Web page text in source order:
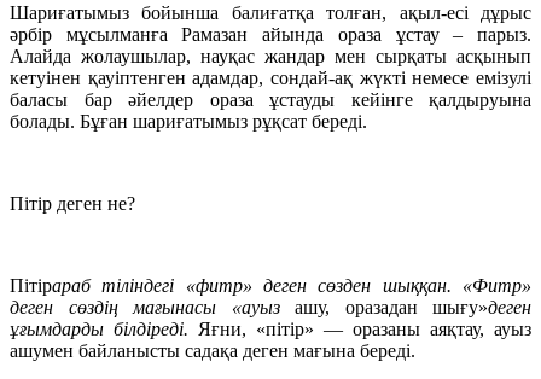
Шариғатымыз бойынша балиғатқа толған, ақыл-есі дұрыс
әрбір мұсылманға Рамазан айында ораза ұстау – парыз.
Алайда жолаушылар, науқас жандар мен сырқаты асқынып
кетуінен қауіптенген адамдар, сондай-ақ жүкті немесе емізулі
баласы бар әйелдер ораза ұстауды кейінге қалдыруына
болады. Бұған шариғатымыз рұқсат береді.
Пітір деген не?
Пітірараб тіліндегі «фитр» деген сөзден шыққан. «Фитр»
деген сөздің мағынасы «ауызашу, оразадан шығу»деген
ұғымдарды білдіреді. Яғни, «пітір» — оразаны аяқтау, ауыз
ашумен байланысты садақа деген мағына береді.